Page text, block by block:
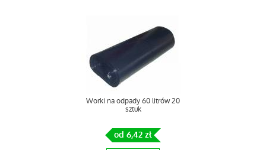
Worki na odpady 60 litrów 20
sztuk
od 6,42 zł